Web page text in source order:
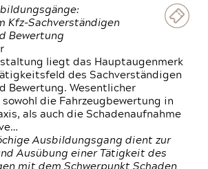
Kfz-Sachverständigen
Bewertung
liegt das Hauptaugenmerk
des Sachverständigen
Bewertung. Wesentlicher
die Fahrzeugbewertung in
als auch die Schadenaufnahme
Ausbildungsgang dient zur
Ausübung einer Tätigkeit des
mit dem Schwerpunkt Schaden